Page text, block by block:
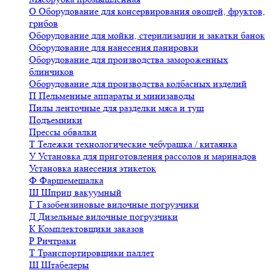
О Оборудование для консервирования овощей, фруктов,
грибов
Оборудование для мойки, стерилизации и закатки банок
Оборудование для нанесения панировки
Оборудование для производства замороженных
блинчиков
Оборудование для производства колбасных изделий
П Пельменные аппараты и минизаводы
Пилы ленточные для разделки мяса и туш
Подъемники
Прессы обвалки
Т Тележки технологические чебурашка / китаянка
У Установка для приготовления рассолов и маринадов
Установка нанесения этикеток
Ф Фаршемешалка
Ш Шприц вакуумный
Г Газобензиновые вилочные погрузчики
Д Дизельные вилочные погрузчики
К Комплектовщики заказов
Р Ричтраки
Т Транспортировщики паллет
Ш Штабелеры